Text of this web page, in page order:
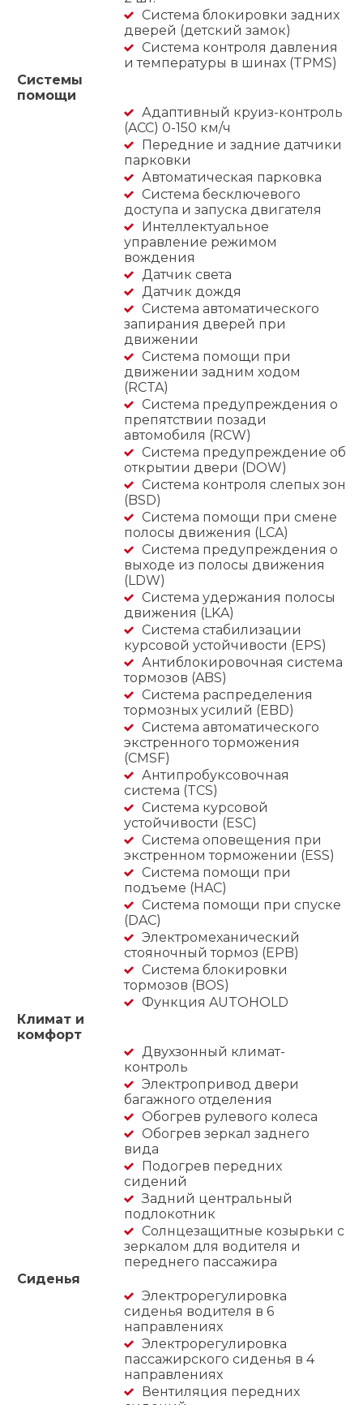
Система блокировки задних
дверей (детский замок)
Система контроля давления
и температуры в шинах (TPMS)
Системы
помощи
Адаптивный круиз-контроль
(ACC) 0-150 км/ч
Передние и задние датчики
парковки
Автоматическая парковка
Система бесключевого
доступа и запуска двигателя
Интеллектуальное
управление режимом
вождения
Датчик света
Датчик дождя
Система автоматического
запирания дверей при
движении
Система помощи при
движении задним ходом
(RCTA)
Система предупреждения о
препятствии позади
автомобиля (RCW)
Система предупреждение об
открытии двери (DOW)
Система контроля слепых зон
(BSD)
Система помощи при смене
полосы движения (LCA)
Система предупреждения о
выходе из полосы движения
(LDW)
Система удержания полосы
движения (LKA)
Система стабилизации
курсовой устойчивости (EPS)
Антиблокировочная система
тормозов (ABS)
Система распределения
тормозных усилий (EBD)
Система автоматического
экстренного торможения
(CMSF)
Антипробуксовочная
система (TCS)
Система курсовой
устойчивости (ESC)
Система оповещения при
экстренном торможении (ESS)
Система помощи при
подъеме (HAC)
Система помощи при спуске
(DAC)
Электромеханический
стояночный тормоз (EPB)
Система блокировки
тормозов (BOS)
Функция AUTOHOLD
Климат и
комфорт
Двухзонный климат-
контроль
Электропривод двери
багажного отделения
Обогрев рулевого колеса
Обогрев зеркал заднего
вида
Подогрев передних
сидений
Задний центральный
подлокотник
Солнцезащитные козырьки с
зеркалом для водителя и
переднего пассажира
Сиденья
Электрорегулировка
сиденья водителя в 6
направлениях
Электрорегулировка
пассажирского сиденья в 4
направлениях
Вентиляция передних